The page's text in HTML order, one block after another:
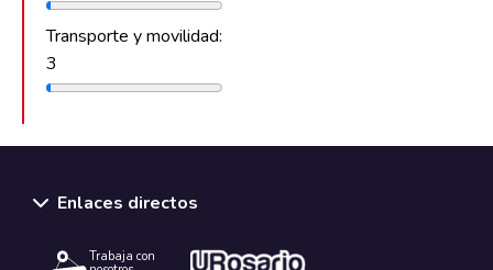
Transporte y movilidad:
3
Enlaces directos
Trabaja con